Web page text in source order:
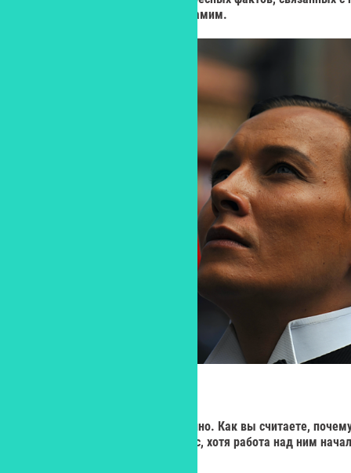
легендой немого кино и с ним самим.
Ничто не происходит случайно. Как вы считаете,
выходит в прокат именно сейчас, хотя работа над ним